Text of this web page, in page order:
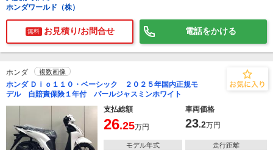
ホンダワールド（株）
無料 お見積り/お問合せ 電話をかける
ホンダ 複数画像
ホンダ Ｄｉｏ１１０・ベーシック ２０２５年国内正規モ
デル 自賠責保険１年付 パールジャスミンホワイト
支払総額
車両価格
26.25万円 23.2万円
モデル年式
走行距離